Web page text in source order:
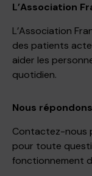
L’Association
L’Association
des patients
aider les
quotidien.
Nous
Contactez-nous
pour toute
fonctionnement